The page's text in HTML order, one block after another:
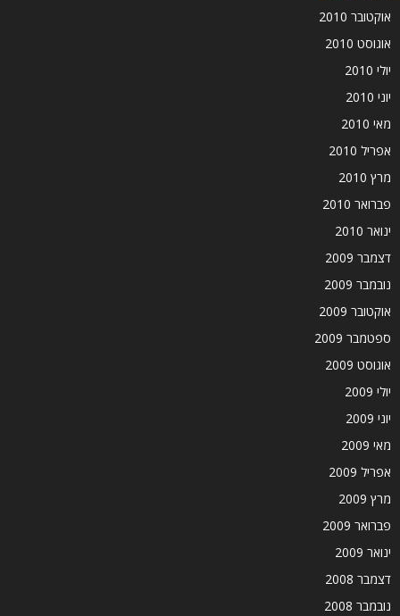
אוקטובר 2010
אוגוסט 2010
יולי 2010
יוני 2010
מאי 2010
אפריל 2010
מרץ 2010
פברואר 2010
ינואר 2010
דצמבר 2009
נובמבר 2009
אוקטובר 2009
ספטמבר 2009
אוגוסט 2009
יולי 2009
יוני 2009
מאי 2009
אפריל 2009
מרץ 2009
פברואר 2009
ינואר 2009
דצמבר 2008
נובמבר 2008